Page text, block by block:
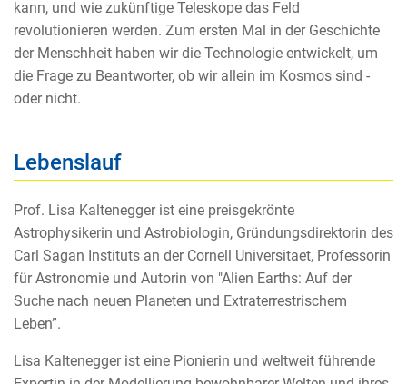
kann, und wie zukünftige Teleskope das Feld
revolutionieren werden. Zum ersten Mal in der Geschichte
der Menschheit haben wir die Technologie entwickelt, um
die Frage zu Beantworter, ob wir allein im Kosmos sind -
oder nicht.
Lebenslauf
Prof. Lisa Kaltenegger ist eine preisgekrönte
Astrophysikerin und Astrobiologin, Gründungsdirektorin des
Carl Sagan Instituts an der Cornell Universitaet, Professorin
für Astronomie und Autorin von "Alien Earths: Auf der
Suche nach neuen Planeten und Extraterrestrischem
Leben”.
Lisa Kaltenegger ist eine Pionierin und weltweit führende